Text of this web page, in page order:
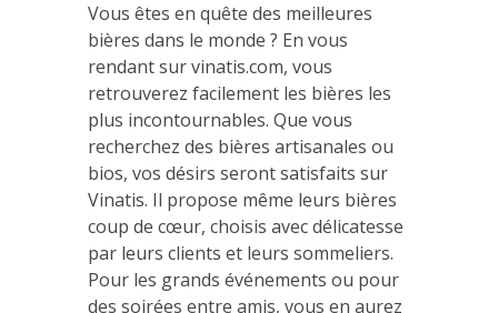
Vous êtes en quête des meilleures
bières dans le monde ? En vous
rendant sur vinatis.com, vous
retrouverez facilement les bières les
plus incontournables. Que vous
recherchez des bières artisanales ou
bios, vos désirs seront satisfaits sur
Vinatis. Il propose même leurs bières
coup de cœur, choisis avec délicatesse
par leurs clients et leurs sommeliers.
Pour les grands événements ou pour
des soirées entre amis, vous en aurez